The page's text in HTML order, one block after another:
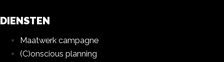
DIENSTEN
Maatwerk campagne
(C)onscious planning